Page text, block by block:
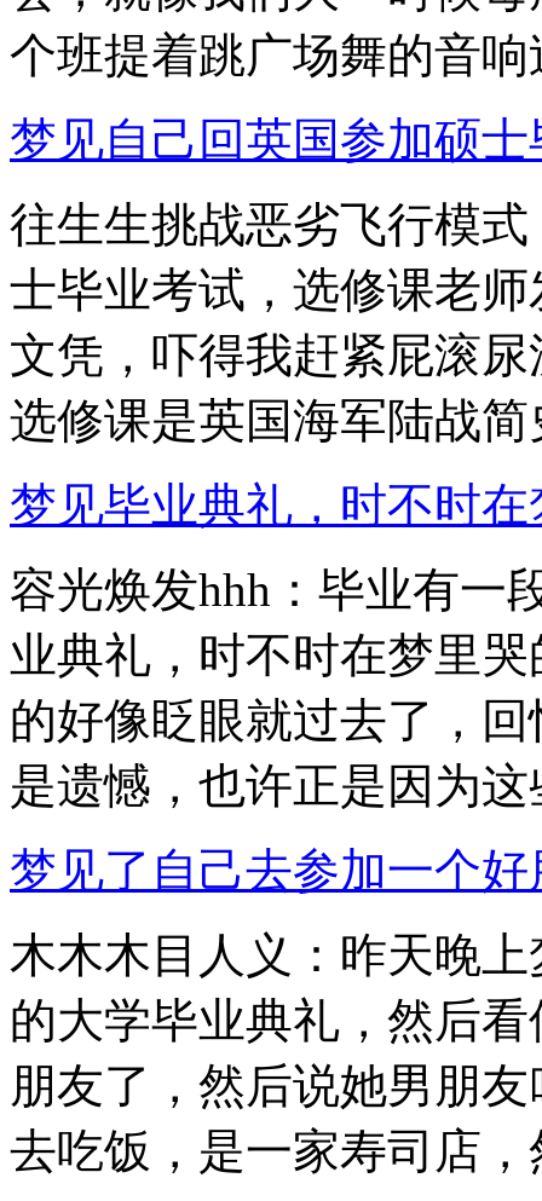
个班提着跳广场舞的音响
梦见自己回英国参加硕
往生生挑战恶劣飞行模
士毕业考试，选修课老
文凭，吓得我赶紧屁滚
选修课是英国海军陆战简
梦见毕业典礼，时不时
容光焕发hhh：毕业有一
业典礼，时不时在梦里
的好像眨眼就过去了，
是遗憾，也许正是因为这
梦见了自己去参加一个
木木木目人义：昨天晚
的大学毕业典礼，然后
朋友了，然后说她男朋
去吃饭，是一家寿司店，